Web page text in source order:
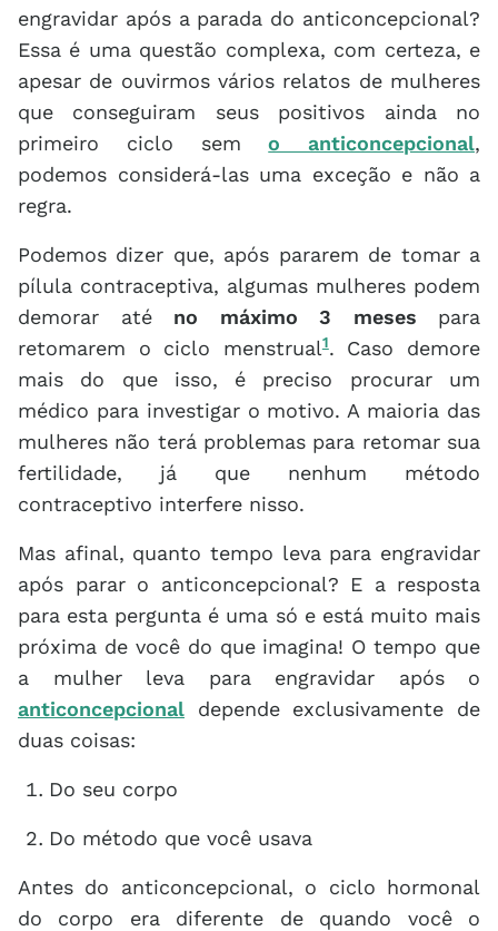
engravidar após a parada do anticoncepcional?
Essa é uma questão complexa, com certeza, e
apesar de ouvirmos vários relatos de mulheres
que conseguiram seus positivos ainda no
primeiro ciclo semo anticoncepcional,
podemos considerá-las uma exceção e não a
regra.
Podemos dizer que, após pararem de tomar a
pílula contraceptiva, algumas mulheres podem
demorar até no máximo 3 meses para
retomarem o ciclo menstrual1. Caso demore
mais do que isso, é preciso procurar um
médico para investigar o motivo. A maioria das
mulheres não terá problemas para retomar sua
fertilidade, já que nenhum método
contraceptivo interfere nisso.
Mas afinal, quanto tempo leva para engravidar
após parar o anticoncepcional? E a resposta
para esta pergunta é uma só e está muito mais
próxima de você do que imagina! O tempo que
a mulher leva para engravidar após o
anticoncepcional depende exclusivamente de
duas coisas:
Do seu corpo
Do método que você usava
Antes do anticoncepcional, o ciclo hormonal
do corpo era diferente de quando você o